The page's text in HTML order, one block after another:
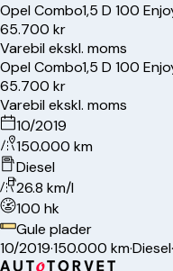
OpelCombo1,5 D 100
65.700 kr
Varebil ekskl. moms
OpelCombo1,5 D 100
65.700 kr
Varebil ekskl. moms
10/2019
150.000 km
Diesel
26.8 km/l
100 hk
Gule plader
10/2019·150.000 km·Diesel·